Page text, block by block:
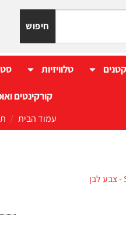
חיפוש
טלוויזיות
קורקינטים
עמוד הבית /